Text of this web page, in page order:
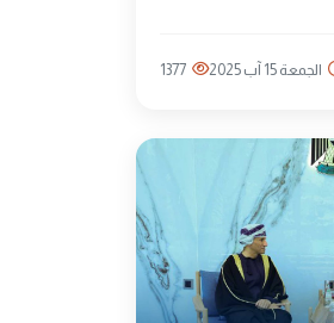
الجمعة 15 آب 2025 1377